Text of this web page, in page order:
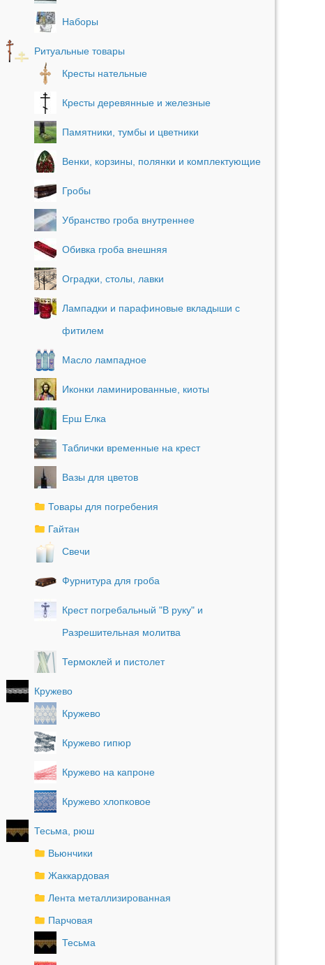
Наборы
Ритуальные товары
Кресты нательные
Кресты деревянные и железные
Памятники, тумбы и цветники
Венки, корзины, полянки и комплектующие
Гробы
Убранство гроба внутреннее
Обивка гроба внешняя
Оградки, столы, лавки
Лампадки и парафиновые вкладыши с
фитилем
Масло лампадное
Иконки ламинированные, киоты
Ерш Елка
Таблички временные на крест
Вазы для цветов
Товары для погребения
Гайтан
Свечи
Фурнитура для гроба
Крест погребальный "В руку" и
Разрешительная молитва
Термоклей и пистолет
Кружево
Кружево
Кружево гипюр
Кружево на капроне
Кружево хлопковое
Тесьма, рюш
Вьюнчики
Жаккардовая
Лента металлизированная
Парчовая
Тесьма